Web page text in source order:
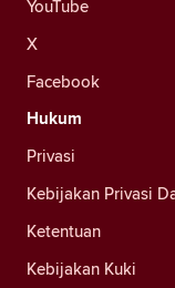
YouTube
X
Facebook
Hukum
Privasi
Kebijakan Privasi
Ketentuan
Kebijakan Kuki